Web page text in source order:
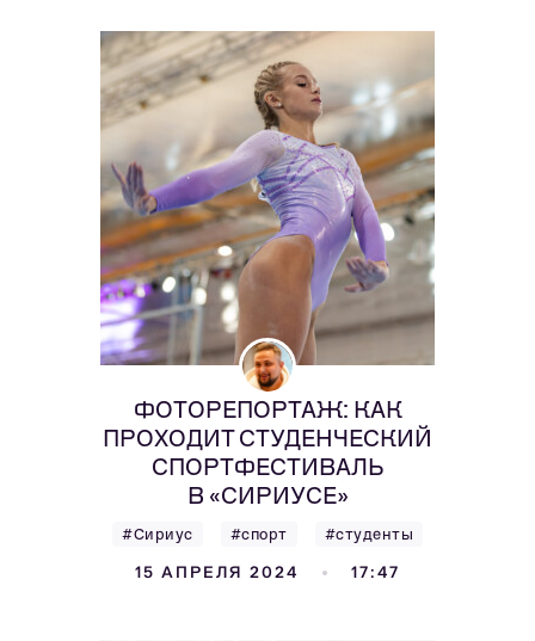
ФОТОРЕПОРТАЖ: КАК
ПРОХОДИТ СТУДЕНЧЕСКИЙ
СПОРТФЕСТИВАЛЬ
В «СИРИУСЕ»
#Сириус #спорт #студенты
15 АПРЕЛЯ 2024 17:47